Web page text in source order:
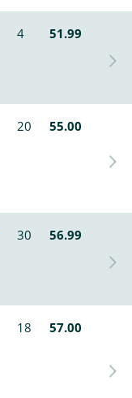
4
51.99
20 55.00
30
56.99
18 57.00